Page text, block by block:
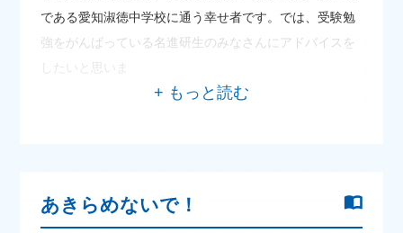
である愛知淑徳中学校に通う幸せ者です。では、受験勉
強をがんばっている名進研生のみなさんにアドバイスを
したいと思いま
あきらめないで！